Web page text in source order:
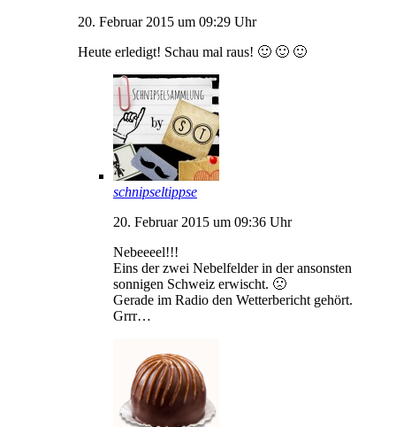
20. Februar 2015 um 09:29 Uhr
Heute erledigt! Schau mal raus! 🙂 🙂 🙂
schnipseltippse
20. Februar 2015 um 09:36 Uhr
Nebeeeel!!!
Eins der zwei Nebelfelder in der ansonsten
sonnigen Schweiz erwischt. 🙁
Gerade im Radio den Wetterbericht gehört.
Grrr…